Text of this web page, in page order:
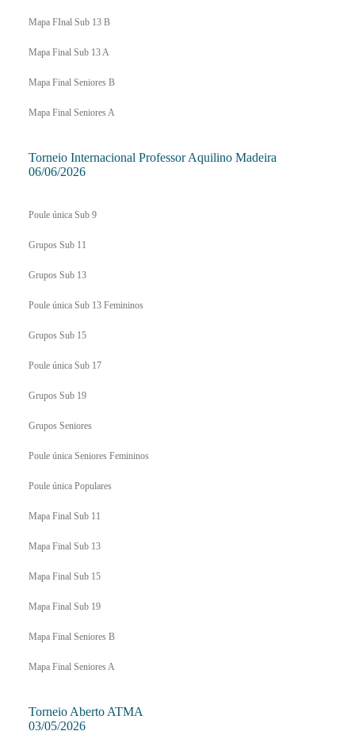
Mapa FInal Sub 13 B
Mapa Final Sub 13 A
Mapa Final Seniores B
Mapa Final Seniores A
Torneio Internacional Professor Aquilino Madeira
06/06/2026
Poule única Sub 9
Grupos Sub 11
Grupos Sub 13
Poule única Sub 13 Femininos
Grupos Sub 15
Poule única Sub 17
Grupos Sub 19
Grupos Seniores
Poule única Seniores Femininos
Poule única Populares
Mapa Final Sub 11
Mapa Final Sub 13
Mapa Final Sub 15
Mapa Final Sub 19
Mapa Final Seniores B
Mapa Final Seniores A
Torneio Aberto ATMA
03/05/2026